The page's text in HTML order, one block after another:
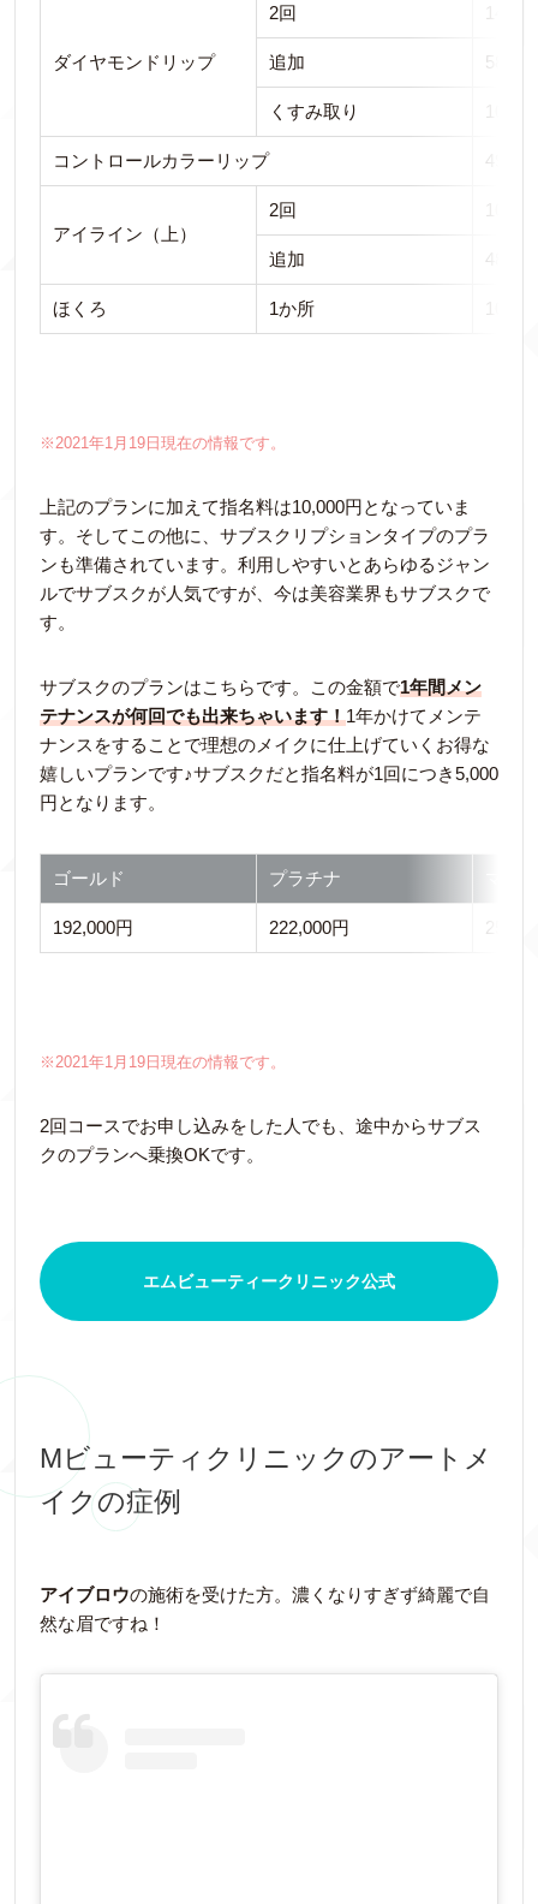
ダイヤモンドリップ
2回
追加
くすみ取り
コントロールカラーリップ
アイライン（上）
2回
追加
ほくろ 1か所
※2021年1月19日現在の情報です。
上記のプランに加えて指名料は10,000円となっていま
す。そしてこの他に、サブスクリプションタイプのプラ
ンも準備されています。利用しやすいとあらゆるジャン
ルでサブスクが人気ですが、今は美容業界もサブスクで
す。
サブスクのプランはこちらです。この金額で1年間メン
テナンスが何回でも出来ちゃいます！1年かけてメンテ
ナンスをすることで理想のメイクに仕上げていくお得な
嬉しいプランです♪サブスクだと指名料が1回につき5,000
円となります。
ゴールド プラチナ
192,000円 222,000円
※2021年1月19日現在の情報です。
2回コースでお申し込みをした人でも、途中からサブス
クのプランへ乗換OKです。
エムビューティークリニック公式
Mビューティクリニックのアートメ
イクの症例
アイブロウの施術を受けた方。濃くなりすぎず綺麗で自
然な眉ですね！